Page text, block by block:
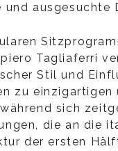
und ausgesuchte
Tagliaferri
Stil und
zu einzigartigen
sich
die an die
der ersten